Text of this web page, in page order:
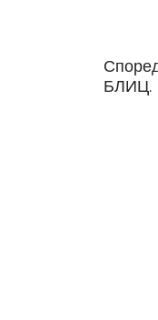
БЛИЦ.